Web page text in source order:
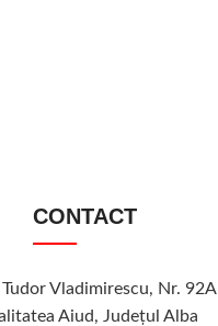
CONTACT
Vladimirescu, Nr. 92A
Aiud, Judeţul Alba